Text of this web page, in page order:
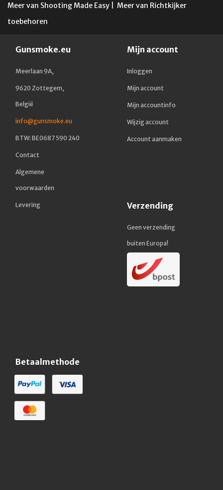
Meer van Shooting Made Easy
Meer van Richtkijker
toebehoren
Gunsmoke.eu
Meerlaan 9A,
9620 Zottegem,
België
info@gunsmoke.eu
BTW: BE0687 590 240
Contact
Algemene
voorwaarden
Levering
Mijn account
Inloggen
Mijn account
Mijn accountinfo
Wijzig account
Account aanmaken
Verzending
Geen verzending
buiten Europa!
Betaalmethode